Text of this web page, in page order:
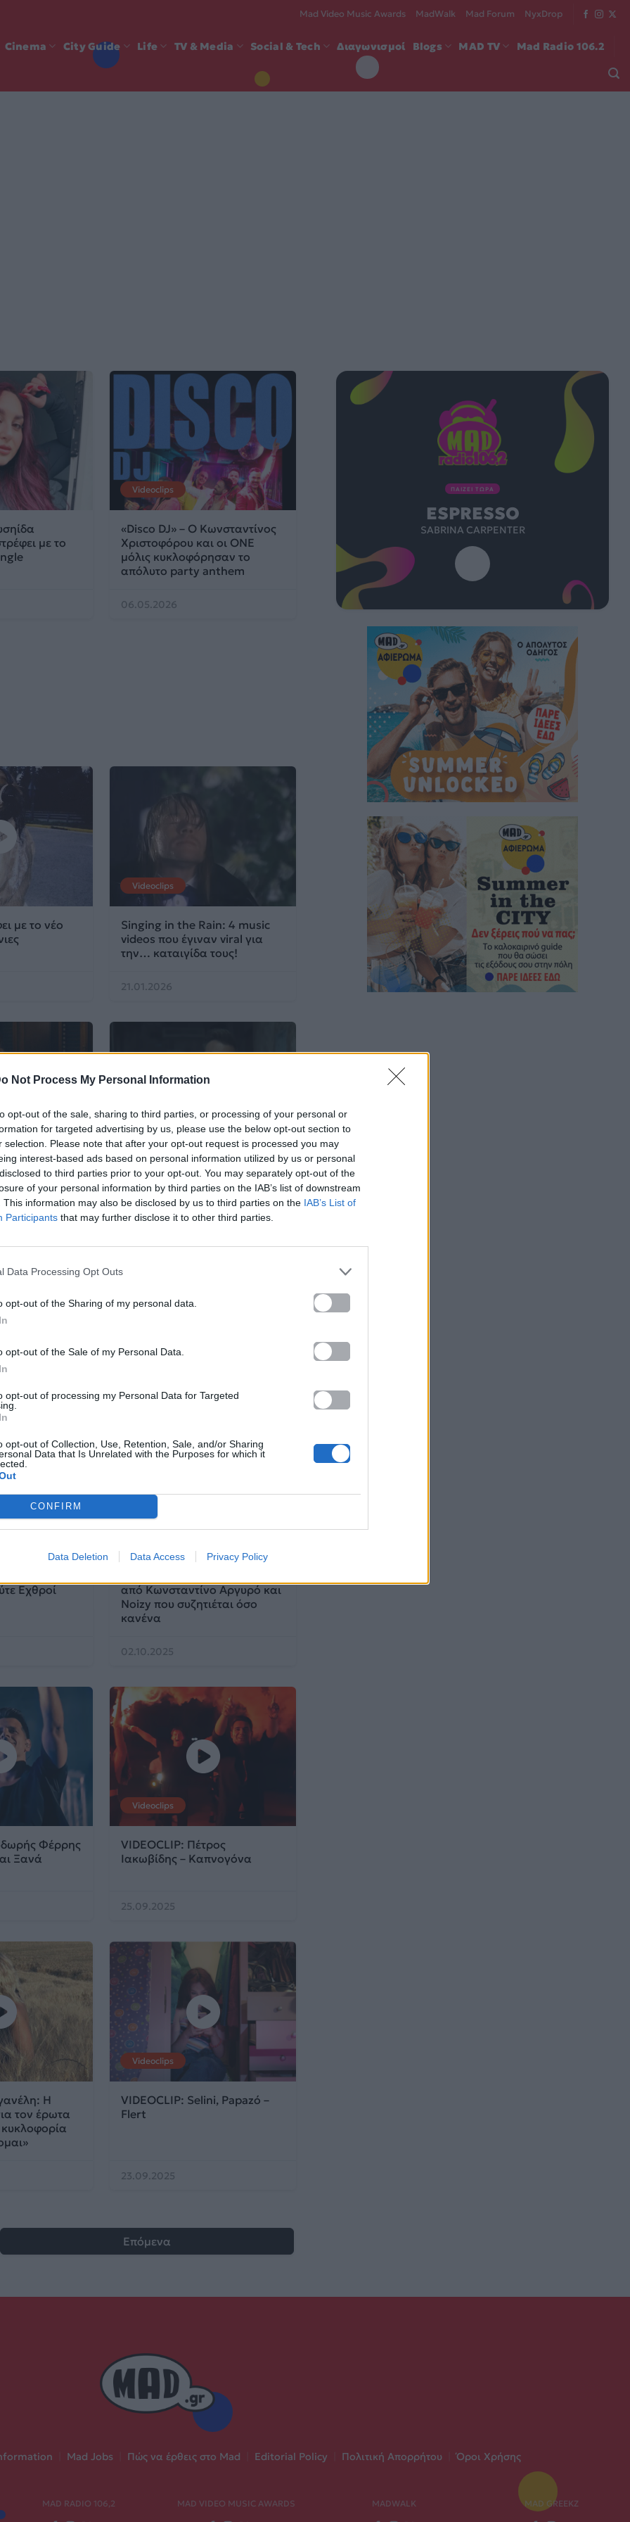
Not Process My Personal Information
opt-out of the sale, sharing to third parties, or processing of your personal or
for targeted advertising by us, please use the below opt-out section to
selection. Please note that after your opt-out request is processed you may
interest-based ads based on personal information utilized by us or personal
to third parties prior to your opt-out. You may separately opt-out of the
of your personal information by third parties on the IAB’s list of downstream
This information may also be disclosed by us to third parties on the IAB’s List of
Participants that may further disclose it to other third parties.
Data Processing Opt Outs
opt-out of the Sharing of my personal data.
opt-out of the Sale of my Personal Data.
opt-out of processing my Personal Data for Targeted
opt-out of Collection, Use, Retention, Sale, and/or Sharing
Data that Is Unrelated with the Purposes for which it
CONFIRM
Data Deletion Data Access Privacy Policy
Mad Video Music Awards MadWalk Mad Forum NyxDrop
Cinema City Guide Life TV & Media Social & Tech Διαγωνισμοί Blogs MAD TV Mad Radio 106.2
με το
Videoclips
«Disco DJ» – Ο Κωνσταντίνος
Χριστοφόρου και οι ONE
μόλις κυκλοφόρησαν το
απόλυτο party anthem
06.05.2026
με το νέο
Videoclips
Singing in the Rain: 4 music
videos που έγιναν viral για
την… καταιγίδα τους!
21.01.2026
video clip για
με
τη γάτα της
Videoclips
VIDEOCLIP: Γιώργος
Σαμπάνης – Προς Tο Παρόν
Εχθροί
από Κωνσταντίνο Αργυρό και
Noizy που συζητιέται όσο
κανένα
02.10.2025
Φέρρης
Ξανά
Videoclips
VIDEOCLIP: Πέτρος
Ιακωβίδης – Καπνογόνα
25.09.2025
Η
τον έρωτα
Videoclips
VIDEOCLIP: Selini, Papazó –
Flert
23.09.2025
Επόμενα
ΠΑΙΖΕΙ ΤΩΡΑ
ESPRESSO
SABRINA CARPENTER
Mad Jobs Πώς να έρθεις στο Mad Editorial Policy Πολιτική Απορρήτου Όροι Χρήσης
MAD RADIO 106,2 MAD VIDEO MUSIC AWARDS MADWALK MAD GREEKZ